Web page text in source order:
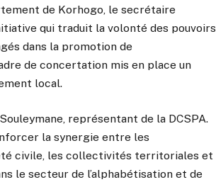
de Korhogo, le secrétaire
qui traduit la volonté des pouvoirs
dans la promotion de
de concertation mis en place un
local.
représentant de la DCSPA.
la synergie entre les
civile, les collectivités territoriales et
le secteur de l’alphabétisation et de